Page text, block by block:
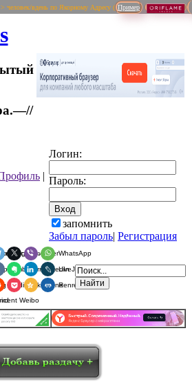
человек/вдень по Якорному Адресу ( Пример
|
Логин:
Пароль:
запомнить
Забыл пароль| Регистрация
Одноклассники
Telegram
X ViberWhatsApp
SkypeTumblrEvernoteLinkedInLiveJournal
Digg redditPocketQzoneRenren
Tencent Weibo